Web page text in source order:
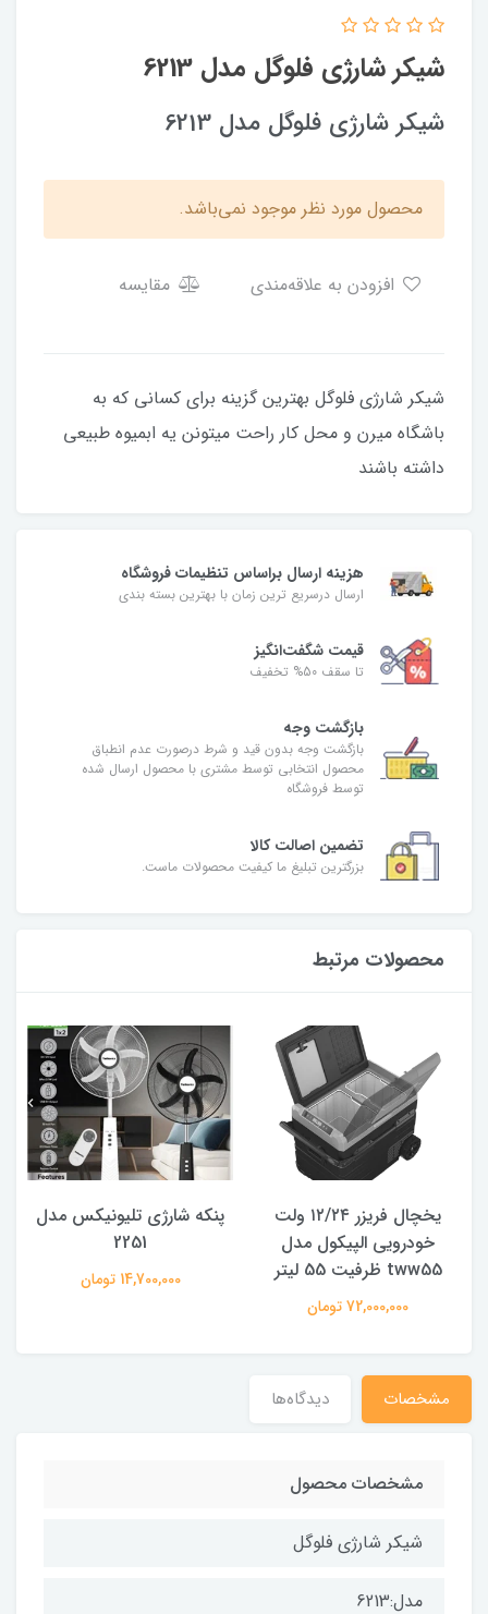
شیکر شارژی فلوگل مدل 6213
شیکر شارژی فلوگل مدل 6213
محصول مورد نظر موجود نمی‌باشد.
مقایسه
شیکر شارژی فلوگل بهترین گزینه برای کسانی که به
باشگاه میرن و محل کار راحت میتونن یه ابمیوه طبیعی
داشته باشند
هزینه ارسال براساس تنظیمات فروشگاه
ارسال درسریع ترین زمان با بهترین بسته بندی
قیمت شگفت‌انگیز
تا سقف 50% تخفیف
بازگشت وجه
بازگشت وجه بدون قید و شرط درصورت عدم انطباق
محصول انتخابی توسط مشتری با محصول ارسال شده
توسط فروشگاه
تضمین اصالت کالا
بزرگترین تبلیغ ما کیفیت محصولات ماست.
محصولات مرتبط
یخچال فریزر ۱۲/۲۴ ولت
خودرویی الپیکول مدل
tww55 ظرفیت 55 لیتر
72,000,000 تومان
پنکه شارژی تلیونیکس مدل
2251
14,700,000 تومان
مشخصات دیدگاه‌ها
مشخصات محصول
شیکر شارژی فلوگل
مدل:6213